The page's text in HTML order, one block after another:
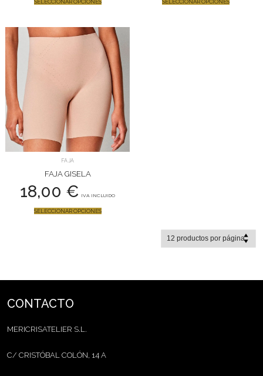
SELECCIONAR OPCIONES SELECCIONAR OPCIONES
FAJA
FAJA GISELA
18,00 € IVA INCLUIDO
SELECCIONAR OPCIONES
CONTACTO
MERICRISATELIER S.L.
C/ CRISTÓBAL COLÓN, 14 A